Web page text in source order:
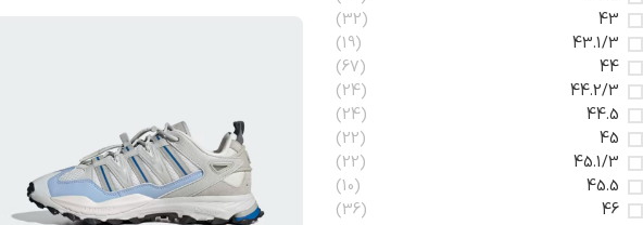
43
(32)
43.1/3
(19)
44
(67)
44.2/3
(24)
44.5
(24)
45
(22)
45.1/3
(22)
45.5
(10)
46
(36)